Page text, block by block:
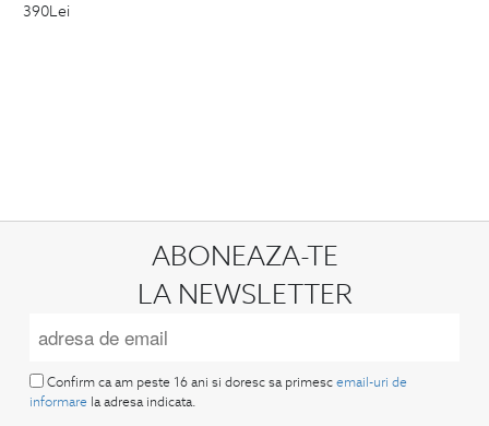
390Lei
ABONEAZA-TE
LA NEWSLETTER
Confirm ca am peste 16 ani si doresc sa primesc email-uri de
informare la adresa indicata.